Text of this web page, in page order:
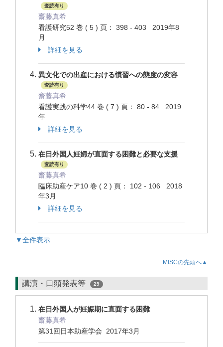
査読有り
齋藤真希
看護研究52 巻 ( 5 ) 頁： 398 - 403 2019年8
月
詳細を見る
異文化での出産における慣習への態度の変容
査読有り
齋藤真希
看護実践の科学44 巻 ( 7 ) 頁： 80 - 84 2019
年
詳細を見る
在日外国人妊婦が直面する困難と必要な支援
査読有り
齋藤真希
臨床助産ケア10 巻 ( 2 ) 頁： 102 - 106 2018
年3月
詳細を見る
▼全件表示
MISCの先頭へ▲
講演・口頭発表等 29
在日外国人が妊娠期に直面する困難
齋藤真希
第31回日本助産学会 2017年3月